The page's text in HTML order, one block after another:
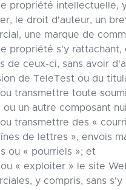
propriété intellectuelle,
le droit d'auteur, un
une marque de
propriété s'y
de ceux-ci, sans avoir
de TeleTest ou du
transmettre toute
ou un autre composant
transmettre des «
de lettres », envois
ou « pourriels »; et
« exploiter » le site
y compris, sans s'y